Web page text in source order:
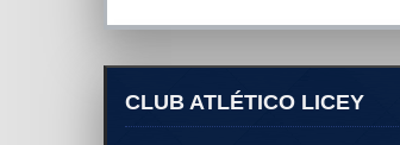
CLUB ATLÉTICO LICEY